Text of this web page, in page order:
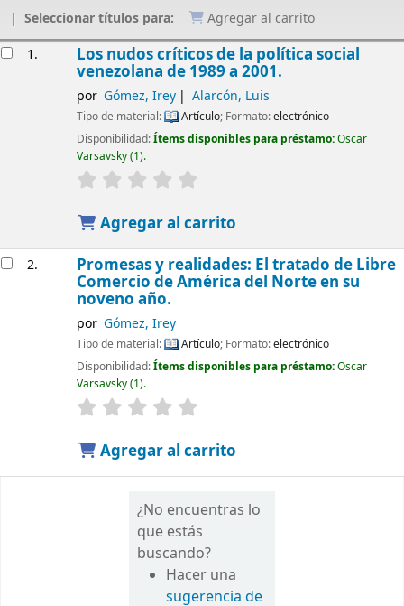
Seleccionar títulos para:
Agregar al carrito
1. Los nudos críticos de la política social
venezolana de 1989 a 2001.
por Gómez, Irey Alarcón, Luis
Tipo de material: Artículo; Formato:electrónico
Disponibilidad:Ítems disponibles para préstamo:Oscar
Varsavsky(1).
Agregar al carrito
2. Promesas y realidades: El tratado de Libre
Comercio de América del Norte en su
noveno año.
por Gómez, Irey
Tipo de material: Artículo; Formato:electrónico
Disponibilidad:Ítems disponibles para préstamo:Oscar
Varsavsky(1).
Agregar al carrito
¿No encuentras lo
que estás
buscando?
Hacer una
sugerencia de